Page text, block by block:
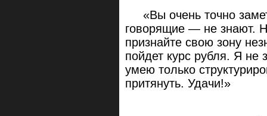
«Вы очень точно
говорящие — не знают.
признайте свою зону
пойдет курс рубля. Я не
умею только
притянуть. Удачи!»